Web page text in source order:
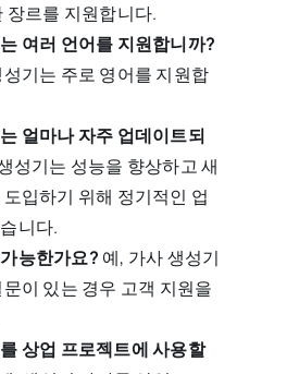
장르를 지원합니다.
여러 언어를 지원합니까?
기는 주로 영어를 지원합
얼마나 자주 업데이트되
성기는 성능을 향상하고 새
입하기 위해 정기적인 업
니다.
능한가요? 예, 가사 생성기
이 있는 경우 고객 지원을
상업 프로젝트에 사용할